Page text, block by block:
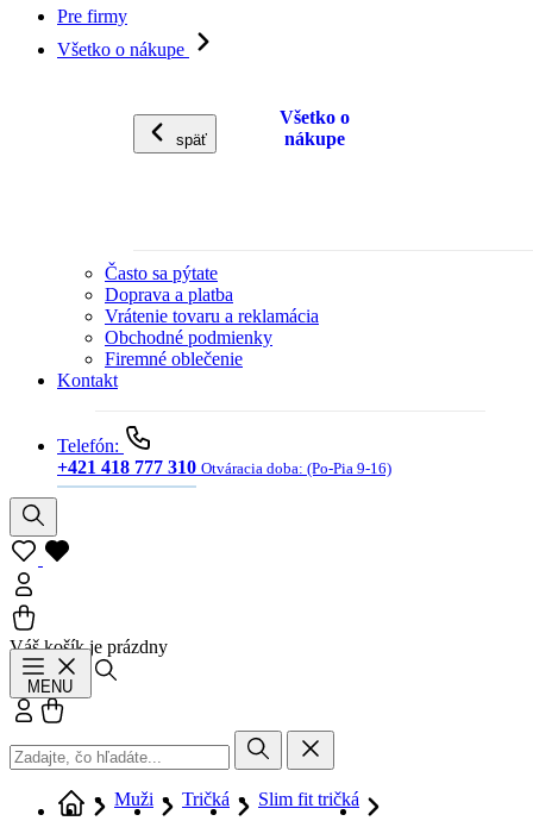
Pre firmy
Všetko o nákupe
späť
Všetko o
nákupe
Často sa pýtate
Doprava a platba
Vrátenie tovaru a reklamácia
Obchodné podmienky
Firemné oblečenie
Kontakt
Telefón:
+421 418 777 310 Otváracia doba: (Po-Pia 9-16)
Váš košík je prázdny
MENU
Prihlásiť sa
Muži Tričká
Slim fit tričká